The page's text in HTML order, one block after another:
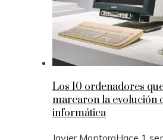
Los 10 ordenadores
marcaron la evolución
informática